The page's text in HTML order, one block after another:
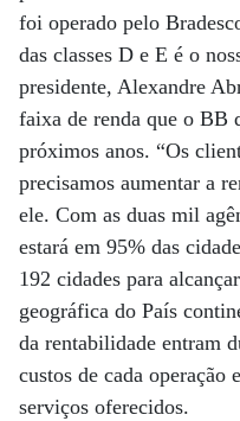
foi operado pelo
das classes D e E é o
presidente, Alexandre
faixa de renda que o BB
próximos anos. “Os
precisamos aumentar a
ele. Com as duas mil
estará em 95% das
192 cidades para
geográfica do País
da rentabilidade entram
custos de cada operação
serviços oferecidos.